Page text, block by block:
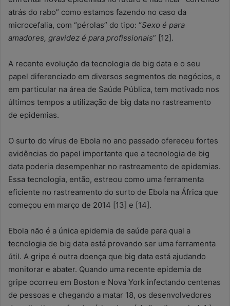
atrás do rabo” como estamos fazendo no caso da
microcefalia, com “pérolas” do tipo: “Sexo é para
amadores, gravidez é para profissionais” [12].
A recente evolução da tecnologia de big data e o seu
papel diferenciado em diversos segmentos de negócios, e
em particular na área de Saúde Pública, tem motivado nos
últimos tempos a utilização de big data no rastreamento
de epidemias.
O surto do vírus de Ebola no ano passado ofereceu fortes
evidências do papel importante que a tecnologia de big
data poderia desempenhar no rastreamento de epidemias.
Essa tecnologia, então, estreou como uma ferramenta
eficiente no rastreamento do surto de Ebola na África que
começou em março de 2014 [13] e [14].
Ebola não é a única epidemia de saúde para qual a
tecnologia de big data está provando ser uma ferramenta
útil. A gripe é outra doença que big data está ajudando
monitorar e abater. Quando uma recente epidemia de
gripe ocorreu em Boston e Nova York infectando centenas
de pessoas e chegando a matar 18, os desenvolvedores